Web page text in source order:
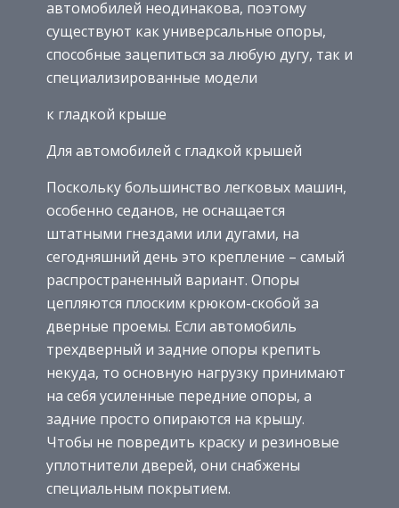
автомобилей неодинакова, поэтому
существуют как универсальные опоры,
способные зацепиться за любую дугу, так и
специализированные модели
к гладкой крыше
Для автомобилей с гладкой крышей
Поскольку большинство легковых машин,
особенно седанов, не оснащается
штатными гнездами или дугами, на
сегодняшний день это крепление – самый
распространенный вариант. Опоры
цепляются плоским крюком-скобой за
дверные проемы. Если автомобиль
трехдверный и задние опоры крепить
некуда, то основную нагрузку принимают
на себя усиленные передние опоры, а
задние просто опираются на крышу.
Чтобы не повредить краску и резиновые
уплотнители дверей, они снабжены
специальным покрытием.